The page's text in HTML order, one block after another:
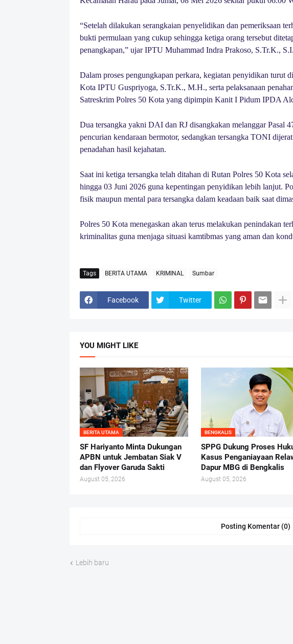
“Setelah dilakukan serangkaian penyelidikan dan pemeriksaan
bukti permulaan yang cukup sehingga ketiga orang tersebut
penangkapan,” ujar IPTU Muhammad Indra Prakoso, S.Tr.K.,
Dalam proses pengungkapan perkara, kegiatan penyidikan turut
Kota IPTU Guspriyoga, S.Tr.K., M.H., serta pelaksanaan
Satreskrim Polres 50 Kota yang dipimpin Kanit I Pidum IPDA
Dua tersangka yakni DAI dan RJ disangkakan melanggar Pasal
pencurian kendaraan bermotor, sedangkan tersangka TONI
penadahan hasil kejahatan.
Saat ini ketiga tersangka telah ditahan di Rutan Polres 50 Kota
hingga 03 Juni 2026 guna kepentingan penyidikan lebih lanjut.
fisik maupun mental para tersangka dalam keadaan baik saat
Polres 50 Kota menegaskan akan terus melakukan penindakan
kriminalitas guna menjaga situasi kamtibmas yang aman dan
Tags BERITA UTAMA KRIMINAL Sumbar
Facebook Twitter
YOU MIGHT LIKE
BERITA UTAMA
SF Hariyanto Minta Dukungan
APBN untuk Jembatan Siak V
dan Flyover Garuda Sakti
August 05, 2026
BENGKALIS
SPPG Dukung Proses
Kasus Penganiayaan
Dapur MBG di Bengkalis
August 05, 2026
Posting Komentar (0)
Lebih baru